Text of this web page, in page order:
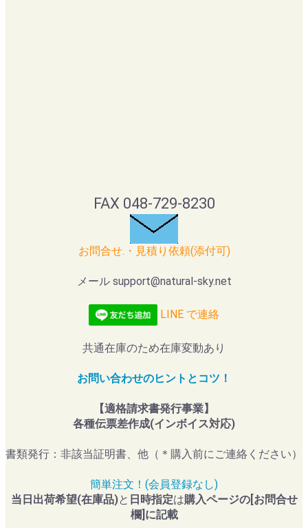
FAX 048-729-8230
お問合せ.・見積り依頼(添付可)
メール support@natural-sky.net
LINE で連絡
共通在庫のため在庫変動あり
お問い合わせのヒントとコツ！
【適格請求書発行事業】
各種伝票差作成(インボイス対応)
書類発行：非該当証明書、他（＊購入前にご連絡ください）
簡単注文！(会員登録なし)
当日出荷希望(在庫品)と 日時指定は購入ページの[お問合せ
欄]に記載